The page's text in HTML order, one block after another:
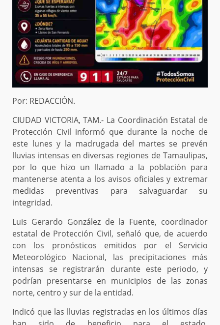
Por: REDACCIÓN.
CIUDAD VICTORIA, TAM.- La Coordinación Estatal de
Protección Civil informó que durante la noche de
este lunes y la madrugada del martes se prevén
lluvias intensas en diversas regiones de Tamaulipas,
por lo que hizo un llamado a la población para
mantenerse atenta a los avisos oficiales y extremar
medidas preventivas para salvaguardar su
integridad.
Luis Gerardo González de la Fuente, coordinador
estatal de Protección Civil, señaló que, de acuerdo
con los pronósticos emitidos por el Servicio
Meteorológico Nacional, las precipitaciones más
intensas se registrarán durante este periodo, y
podrían presentarse en municipios de las zonas
norte, centro y sur de la entidad.
Indicó que las lluvias registradas en los últimos días